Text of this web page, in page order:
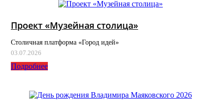
Проект «Музейная столица»
Столичная платформа «Город идей»
03.07.2026
Подробнее